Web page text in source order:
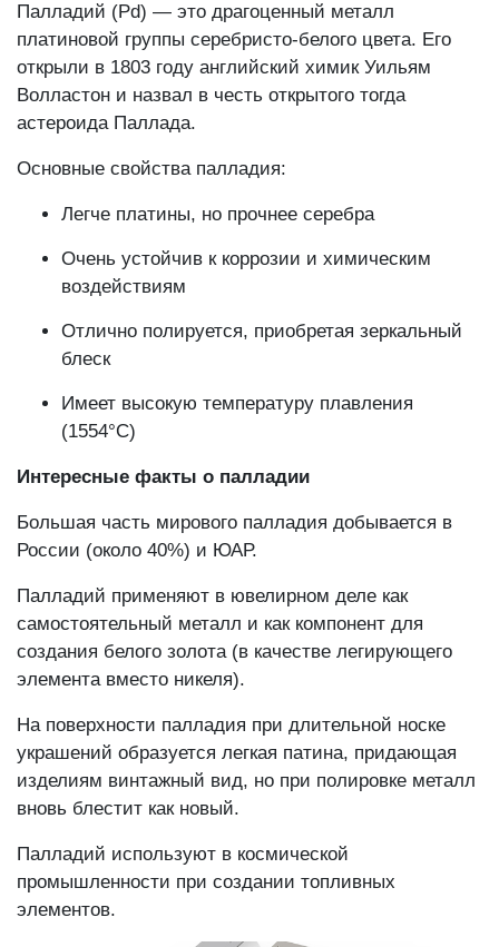
Палладий (Pd) — это драгоценный металл
платиновой группы серебристо-белого цвета. Его
открыли в 1803 году английский химик Уильям
Волластон и назвал в честь открытого тогда
астероида Паллада.
Основные свойства палладия:
Легче платины, но прочнее серебра
Очень устойчив к коррозии и химическим
воздействиям
Отлично полируется, приобретая зеркальный
блеск
Имеет высокую температуру плавления
(1554°C)
Интересные факты о палладии
Большая часть мирового палладия добывается в
России (около 40%) и ЮАР.
Палладий применяют в ювелирном деле как
самостоятельный металл и как компонент для
создания белого золота (в качестве легирующего
элемента вместо никеля).
На поверхности палладия при длительной носке
украшений образуется легкая патина, придающая
изделиям винтажный вид, но при полировке металл
вновь блестит как новый.
Палладий используют в космической
промышленности при создании топливных
элементов.